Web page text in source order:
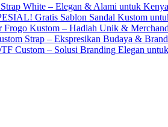
Strap White – Elegan & Alami untuk
Gratis Sablon Sandal Kustom
Frogo Kustom – Hadiah Unik &
Strap – Ekspresikan Budaya &
Custom – Solusi Branding Elegan